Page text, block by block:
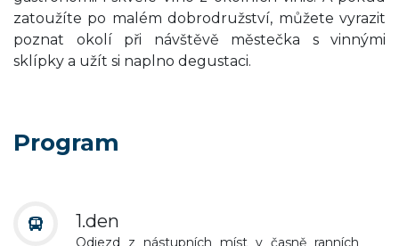
zatoužíte po malém dobrodružství, můžete vyrazit
poznat okolí při návštěvě městečka s vinnými
sklípky a užít si naplno degustaci.
Program
1.den
Odjezd z nástupních míst v časně ranních